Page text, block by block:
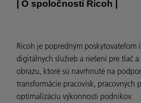
| O spoločnosti Ricoh |
Ricoh je popredným poskytovateľom
digitálnych služieb a riešení pre tlač a
obrazu, ktoré sú navrhnuté na
transformácie pracovísk, pracovných
optimalizáciu výkonnosti podnikov.